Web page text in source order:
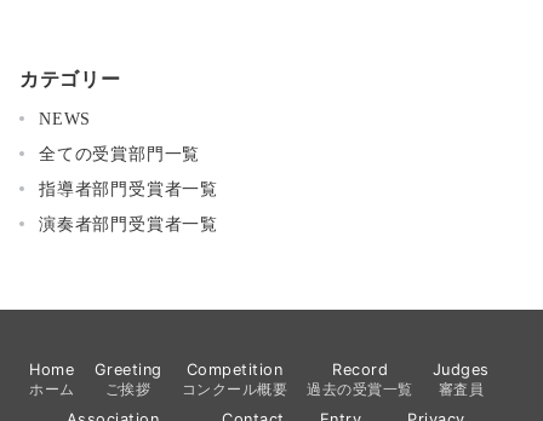
カテゴリー
NEWS
全ての受賞部門一覧
指導者部門受賞者一覧
演奏者部門受賞者一覧
Home
ホーム
Greeting
ご挨拶
Competition
コンクール概要
Record
過去の受賞一覧
Judges
審査員